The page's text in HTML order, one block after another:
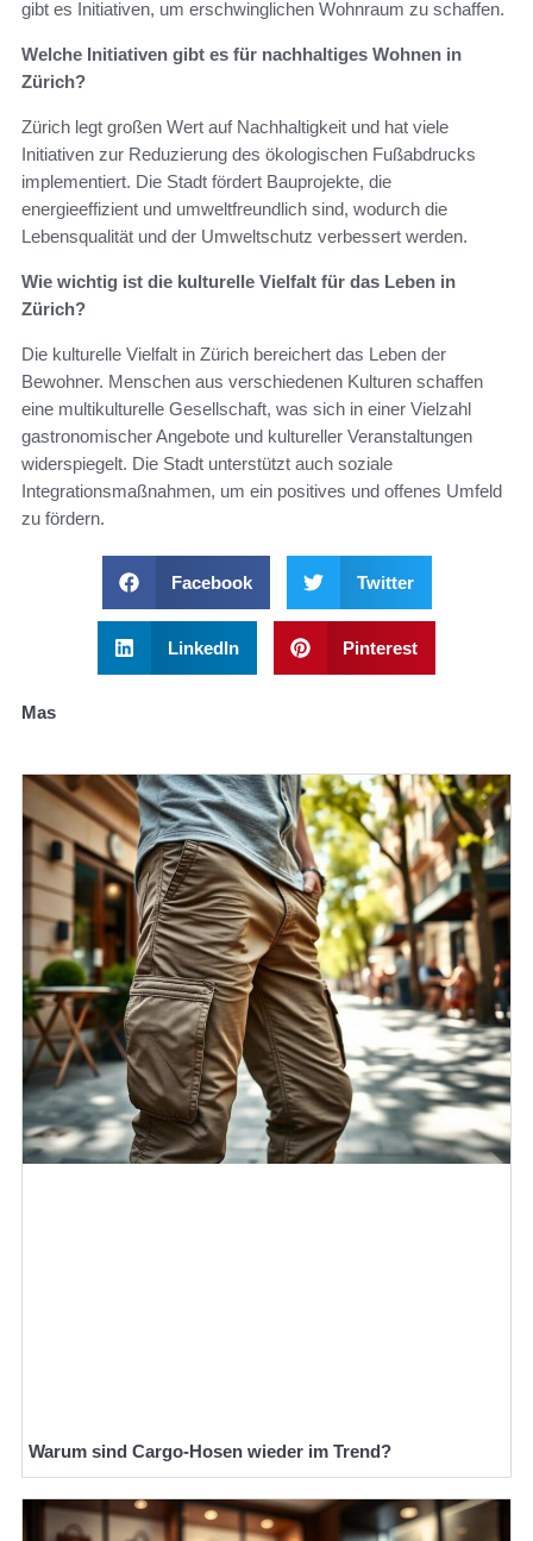
gibt es Initiativen, um erschwinglichen Wohnraum zu schaffen.
Welche Initiativen gibt es für nachhaltiges Wohnen in
Zürich?
Zürich legt großen Wert auf Nachhaltigkeit und hat viele
Initiativen zur Reduzierung des ökologischen Fußabdrucks
implementiert. Die Stadt fördert Bauprojekte, die
energieeffizient und umweltfreundlich sind, wodurch die
Lebensqualität und der Umweltschutz verbessert werden.
Wie wichtig ist die kulturelle Vielfalt für das Leben in
Zürich?
Die kulturelle Vielfalt in Zürich bereichert das Leben der
Bewohner. Menschen aus verschiedenen Kulturen schaffen
eine multikulturelle Gesellschaft, was sich in einer Vielzahl
gastronomischer Angebote und kultureller Veranstaltungen
widerspiegelt. Die Stadt unterstützt auch soziale
Integrationsmaßnahmen, um ein positives und offenes Umfeld
zu fördern.
Facebook Twitter
LinkedIn Pinterest
Mas
Warum sind Cargo-Hosen wieder im Trend?